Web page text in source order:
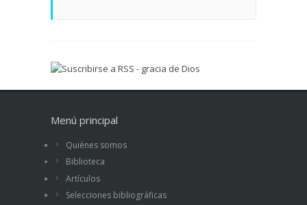
Menú principal
Quiénes somos
Biblioteca
Artículos
Selecciones bibliográficas